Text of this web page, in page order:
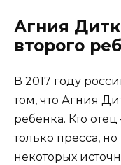
Агния
второго
В 2017 году
том, что Агния
ребенка. Кто
только пресса,
некоторых